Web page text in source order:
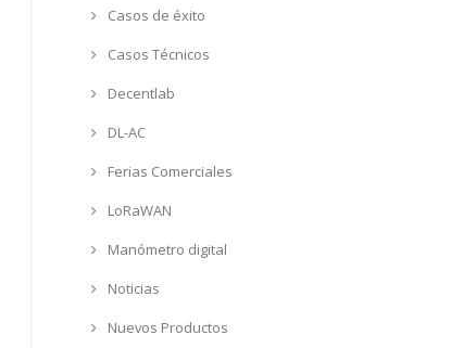
Casos de éxito
Casos Técnicos
Decentlab
DL-AC
Ferias Comerciales
LoRaWAN
Manómetro digital
Noticias
Nuevos Productos